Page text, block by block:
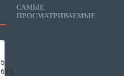
САМЫЕ
ПРОСМАТРИВАЕМЫЕ
5
625